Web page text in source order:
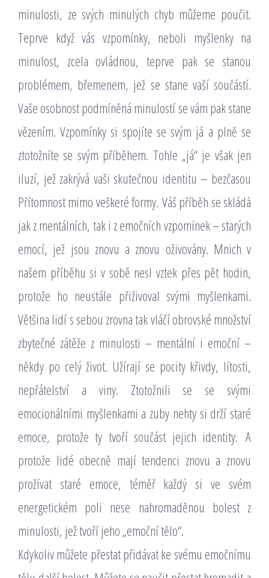
minulosti, ze svých minulých chyb můžeme poučit.
Teprve když vás vzpomínky, neboli myšlenky na
minulost, zcela ovládnou, teprve pak se stanou
problémem, břemenem, jež se stane vaší součástí.
Vaše osobnost podmíněná minulostí se vám pak stane
vězením. Vzpomínky si spojíte se svým já a plně se
ztotožníte se svým příběhem. Tohle „já“ je však jen
iluzí, jež zakrývá vaši skutečnou identitu – bezčasou
Přítomnost mimo veškeré formy. Váš příběh se skládá
jak z mentálních, tak i z emočních vzpomínek – starých
emocí, jež jsou znovu a znovu oživovány. Mnich v
našem příběhu si v sobě nesl vztek přes pět hodin,
protože ho neustále přiživoval svými myšlenkami.
Většina lidí s sebou zrovna tak vláčí obrovské množství
zbytečné zátěže z minulosti – mentální i emoční –
někdy po celý život. Užírají se pocity křivdy, lítosti,
nepřátelství a viny. Ztotožnili se se svými
emocionálními myšlenkami a zuby nehty si drží staré
emoce, protože ty tvoří součást jejich identity. A
protože lidé obecně mají tendenci znovu a znovu
prožívat staré emoce, téměř každý si ve svém
energetickém poli nese nahromaděnou bolest z
minulosti, jež tvoří jeho „emoční tělo“.
Kdykoliv můžete přestat přidávat ke svému emočnímu